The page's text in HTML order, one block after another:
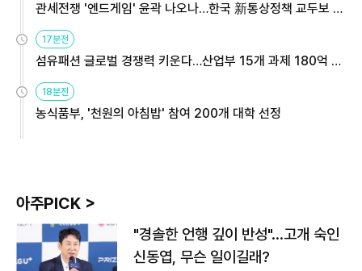
관세전쟁 '엔드게임' 윤곽 나오나…한국 新통상정책 교두보 활
용해야
17분전
섬유패션 글로벌 경쟁력 키운다…산업부 15개 과제 180억 지
원
18분전
농식품부, '천원의 아침밥' 참여 200개 대학 선정
아주PICK >
"경솔한 언행 깊이 반성"…고개 숙인
신동엽, 무슨 일이길래?